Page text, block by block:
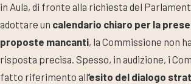
in Aula, di fronte alla richiesta del
adottare un calendario chiaro per la
proposte mancanti, la Commissione non
risposta precisa. Spesso, in audizione, i
fatto riferimento all’esito del dialogo